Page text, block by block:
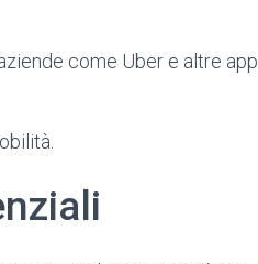
come Uber e altre app